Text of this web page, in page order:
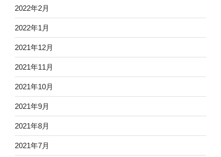
2022年2月
2022年1月
2021年12月
2021年11月
2021年10月
2021年9月
2021年8月
2021年7月